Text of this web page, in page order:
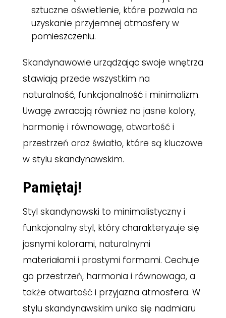
sztuczne oświetlenie, które pozwala na
uzyskanie przyjemnej atmosfery w
pomieszczeniu.
Skandynawowie urządzając swoje wnętrza
stawiają przede wszystkim na
naturalność, funkcjonalność i minimalizm.
Uwagę zwracają również na jasne kolory,
harmonię i równowagę, otwartość i
przestrzeń oraz światło, które są kluczowe
w stylu skandynawskim.
Pamiętaj!
Styl skandynawski to minimalistyczny i
funkcjonalny styl, który charakteryzuje się
jasnymi kolorami, naturalnymi
materiałami i prostymi formami. Cechuje
go przestrzeń, harmonia i równowaga, a
także otwartość i przyjazna atmosfera. W
stylu skandynawskim unika się nadmiaru